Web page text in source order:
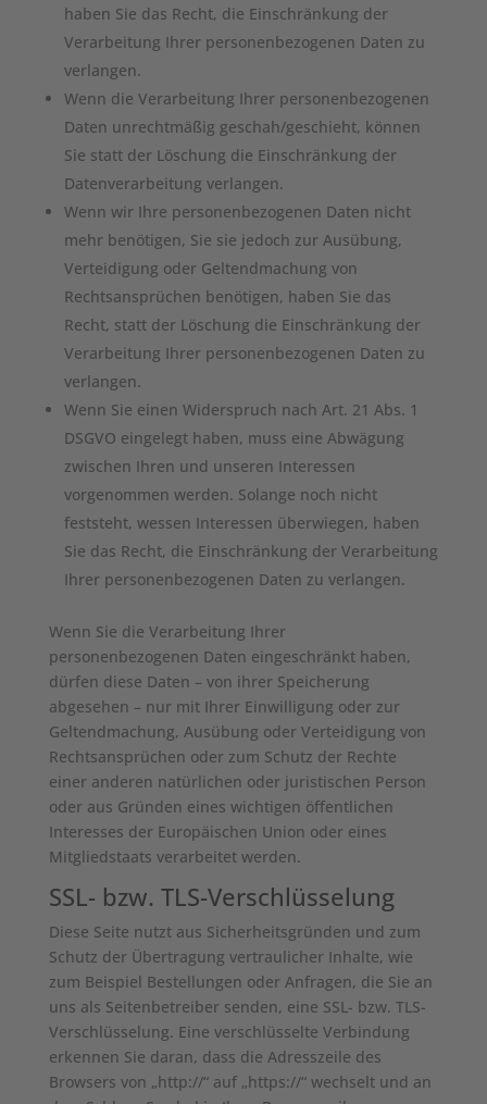
haben Sie das Recht, die Einschränkung der
Verarbeitung Ihrer personenbezogenen Daten zu
verlangen.
Wenn die Verarbeitung Ihrer personenbezogenen
Daten unrechtmäßig geschah/geschieht, können
Sie statt der Löschung die Einschränkung der
Datenverarbeitung verlangen.
Wenn wir Ihre personenbezogenen Daten nicht
mehr benötigen, Sie sie jedoch zur Ausübung,
Verteidigung oder Geltendmachung von
Rechtsansprüchen benötigen, haben Sie das
Recht, statt der Löschung die Einschränkung der
Verarbeitung Ihrer personenbezogenen Daten zu
verlangen.
Wenn Sie einen Widerspruch nach Art. 21 Abs. 1
DSGVO eingelegt haben, muss eine Abwägung
zwischen Ihren und unseren Interessen
vorgenommen werden. Solange noch nicht
feststeht, wessen Interessen überwiegen, haben
Sie das Recht, die Einschränkung der Verarbeitung
Ihrer personenbezogenen Daten zu verlangen.
Wenn Sie die Verarbeitung Ihrer
personenbezogenen Daten eingeschränkt haben,
dürfen diese Daten – von ihrer Speicherung
abgesehen – nur mit Ihrer Einwilligung oder zur
Geltendmachung, Ausübung oder Verteidigung von
Rechtsansprüchen oder zum Schutz der Rechte
einer anderen natürlichen oder juristischen Person
oder aus Gründen eines wichtigen öffentlichen
Interesses der Europäischen Union oder eines
Mitgliedstaats verarbeitet werden.
SSL- bzw. TLS-Verschlüsselung
Diese Seite nutzt aus Sicherheitsgründen und zum
Schutz der Übertragung vertraulicher Inhalte, wie
zum Beispiel Bestellungen oder Anfragen, die Sie an
uns als Seitenbetreiber senden, eine SSL- bzw. TLS-
Verschlüsselung. Eine verschlüsselte Verbindung
erkennen Sie daran, dass die Adresszeile des
Browsers von „http://“ auf „https://“ wechselt und an